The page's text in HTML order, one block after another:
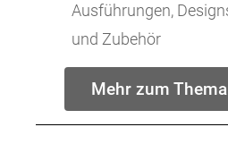
Ausführungen,
und Zubehör
Mehr zum